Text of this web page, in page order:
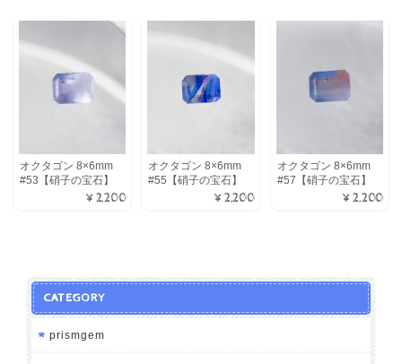
オクタゴン 8×6mm
#53【硝子の宝石】
¥2,200
オクタゴン 8×6mm
#55【硝子の宝石】
¥2,200
オクタゴン 8×6mm
#57【硝子の宝石】
¥2,200
CATEGORY
prismgem